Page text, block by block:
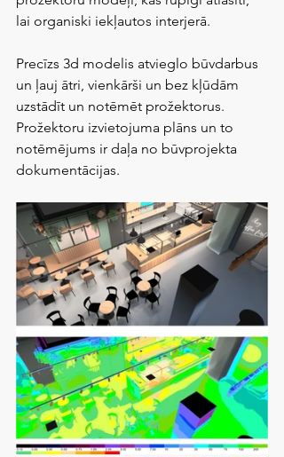
lai organiski iekļautos interjerā.
Precīzs 3d modelis atvieglo būvdarbus
un ļauj ātri, vienkārši un bez kļūdām
uzstādīt un notēmēt prožektorus.
Prožektoru izvietojuma plāns un to
notēmējums ir daļa no būvprojekta
dokumentācijas.